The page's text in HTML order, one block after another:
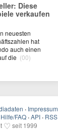
Diese
verkaufen
neuesten
hat
auch einen
die (00)
· Impressum
Hilfe/FAQ · API · RSS
♡ seit 1999